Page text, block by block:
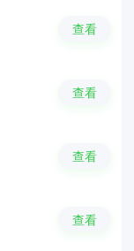
查看
查看
查看
查看